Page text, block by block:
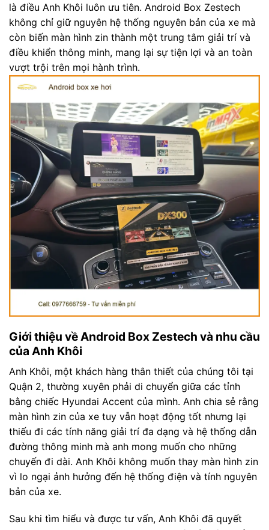
là điều Anh Khôi luôn ưu tiên. Android Box Zestech
không chỉ giữ nguyên hệ thống nguyên bản của xe mà
còn biến màn hình zin thành một trung tâm giải trí và
điều khiển thông minh, mang lại sự tiện lợi và an toàn
vượt trội trên mọi hành trình.
Giới thiệu về Android Box Zestech và nhu cầu
của Anh Khôi
Anh Khôi, một khách hàng thân thiết của chúng tôi tại
Quận 2, thường xuyên phải di chuyển giữa các tỉnh
bằng chiếc Hyundai Accent của mình. Anh chia sẻ rằng
màn hình zin của xe tuy vẫn hoạt động tốt nhưng lại
thiếu đi các tính năng giải trí đa dạng và hệ thống dẫn
đường thông minh mà anh mong muốn cho những
chuyến đi dài. Anh Khôi không muốn thay màn hình zin
vì lo ngại ảnh hưởng đến hệ thống điện và tính nguyên
bản của xe.
Sau khi tìm hiểu và được tư vấn, Anh Khôi đã quyết